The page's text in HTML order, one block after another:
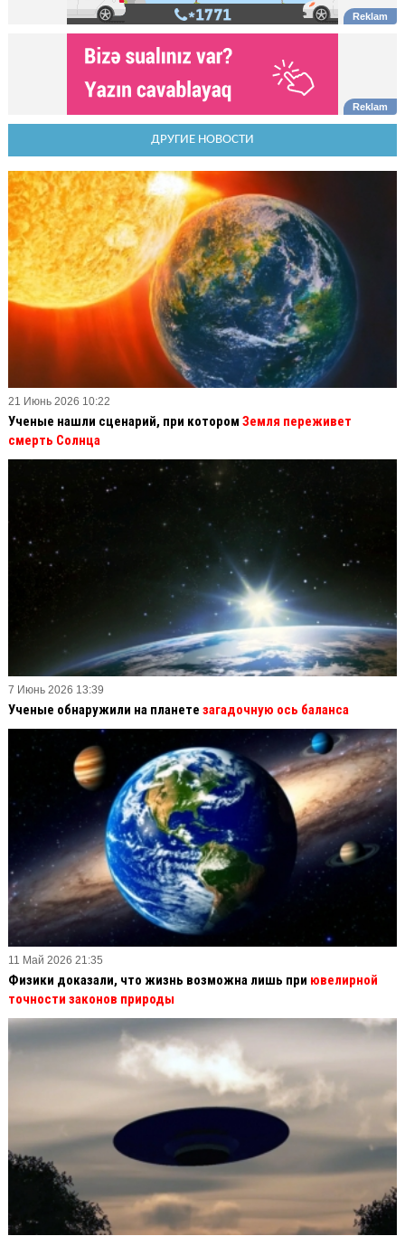
ДРУГИЕ НОВОСТИ
21 Июнь 2026 10:22
Ученые нашли сценарий, при котором Земля переживет
смерть Солнца
7 Июнь 2026 13:39
Ученые обнаружили на планете загадочную ось баланса
11 Май 2026 21:35
Физики доказали, что жизнь возможна лишь при ювелирной
точности законов природы